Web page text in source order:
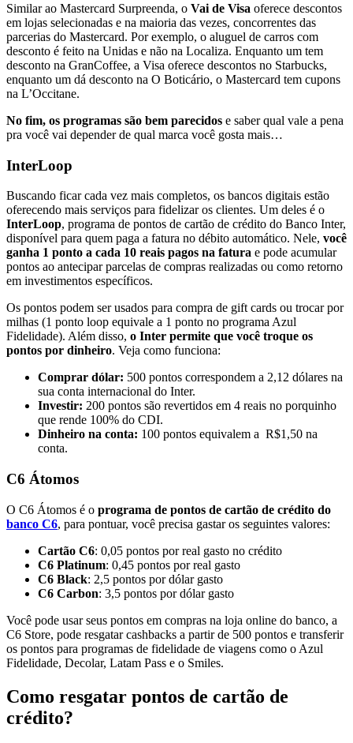
Similar ao Mastercard Surpreenda, o Vai de Visa oferece descontos
em lojas selecionadas e na maioria das vezes, concorrentes das
parcerias do Mastercard. Por exemplo, o aluguel de carros com
desconto é feito na Unidas e não na Localiza. Enquanto um tem
desconto na GranCoffee, a Visa oferece descontos no Starbucks,
enquanto um dá desconto na O Boticário, o Mastercard tem cupons
na L’Occitane.
No fim, os programas são bem parecidos e saber qual vale a pena
pra você vai depender de qual marca você gosta mais…
InterLoop
Buscando ficar cada vez mais completos, os bancos digitais estão
oferecendo mais serviços para fidelizar os clientes. Um deles é o
InterLoop, programa de pontos de cartão de crédito do Banco Inter,
disponível para quem paga a fatura no débito automático. Nele, você
ganha 1 ponto a cada 10 reais pagos na fatura e pode acumular
pontos ao antecipar parcelas de compras realizadas ou como retorno
em investimentos específicos.
Os pontos podem ser usados para compra de gift cards ou trocar por
milhas (1 ponto loop equivale a 1 ponto no programa Azul
Fidelidade). Além disso, o Inter permite que você troque os
pontos por dinheiro. Veja como funciona:
Comprar dólar: 500 pontos correspondem a 2,12 dólares na
sua conta internacional do Inter.
Investir: 200 pontos são revertidos em 4 reais no porquinho
que rende 100% do CDI.
Dinheiro na conta: 100 pontos equivalem a R$1,50 na
conta.
C6 Átomos
O C6 Átomos é o programa de pontos de cartão de crédito do
banco C6, para pontuar, você precisa gastar os seguintes valores:
Cartão C6: 0,05 pontos por real gasto no crédito
C6 Platinum: 0,45 pontos por real gasto
C6 Black: 2,5 pontos por dólar gasto
C6 Carbon: 3,5 pontos por dólar gasto
Você pode usar seus pontos em compras na loja online do banco, a
C6 Store, pode resgatar cashbacks a partir de 500 pontos e transferir
os pontos para programas de fidelidade de viagens como o Azul
Fidelidade, Decolar, Latam Pass e o Smiles.
Como resgatar pontos de cartão de
crédito?